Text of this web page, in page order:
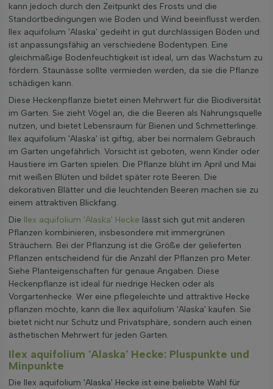
kann jedoch durch den Zeitpunkt des Frosts und die
Standortbedingungen wie Boden und Wind beeinflusst werden.
Ilex aquifolium 'Alaska' gedeiht in gut durchlässigen Böden und
ist anpassungsfähig an verschiedene Bodentypen. Eine
gleichmäßige Bodenfeuchtigkeit ist ideal, um das Wachstum zu
fördern. Staunässe sollte vermieden werden, da sie die Pflanze
schädigen kann.
Diese Heckenpflanze bietet einen Mehrwert für die Biodiversität
im Garten. Sie zieht Vögel an, die die Beeren als Nahrungsquelle
nutzen, und bietet Lebensraum für Bienen und Schmetterlinge.
Ilex aquifolium 'Alaska' ist giftig, aber bei normalem Gebrauch
im Garten ungefährlich. Vorsicht ist geboten, wenn Kinder oder
Haustiere im Garten spielen. Die Pflanze blüht im April und Mai
mit weißen Blüten und bildet später rote Beeren. Die
dekorativen Blätter und die leuchtenden Beeren machen sie zu
einem attraktiven Blickfang.
Die Ilex aquifolium 'Alaska' Hecke lässt sich gut mit anderen
Pflanzen kombinieren, insbesondere mit immergrünen
Sträuchern. Bei der Pflanzung ist die Größe der gelieferten
Pflanzen entscheidend für die Anzahl der Pflanzen pro Meter.
Siehe Planteigenschaften für genaue Angaben. Diese
Heckenpflanze ist ideal für niedrige Hecken oder als
Vorgartenhecke. Wer eine pflegeleichte und attraktive Hecke
pflanzen möchte, kann die Ilex aquifolium 'Alaska' kaufen. Sie
bietet nicht nur Schutz und Privatsphäre, sondern auch einen
ästhetischen Mehrwert für jeden Garten.
Ilex aquifolium 'Alaska' Hecke: Pluspunkte und
Minpunkte
Die Ilex aquifolium 'Alaska' Hecke ist eine beliebte Wahl für